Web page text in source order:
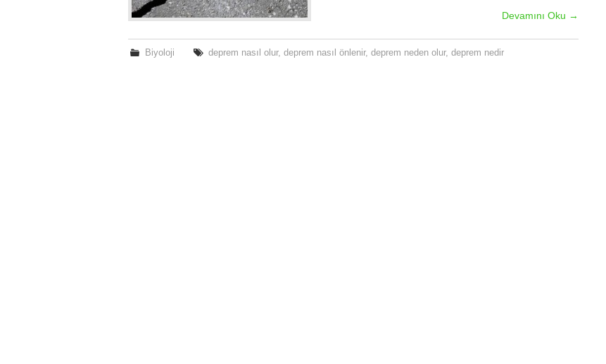
Devamını Oku →
Biyoloji deprem nasıl olur,deprem nasıl önlenir,deprem neden olur,deprem nedir